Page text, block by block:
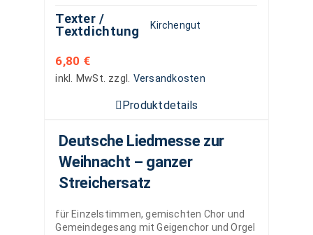
Texter /
Textdichtung
Kirchengut
6,80 €
inkl. MwSt. zzgl. Versandkosten
Produktdetails
Deutsche Liedmesse zur
Weihnacht – ganzer
Streichersatz
für Einzelstimmen, gemischten Chor und
Gemeindegesang mit Geigenchor und Orgel